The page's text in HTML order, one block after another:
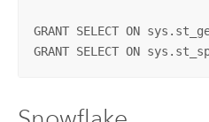
GRANT SELECT ON
GRANT SELECT ON